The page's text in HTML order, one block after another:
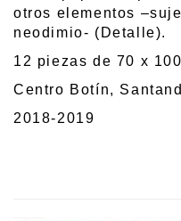
otros elementos
neodimio- (Detalle).
12 piezas de 70 x
Centro Botín,
2018-2019